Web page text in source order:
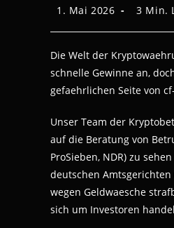
Beitrag
1. Mai 2026 3 Min.
Die Welt der
schnelle Gewinne an,
gefaehrlichen Seite von
Unser Team der
auf die Beratung von
ProSieben, NDR) zu
deutschen
wegen Geldwaesche
sich um Investoren